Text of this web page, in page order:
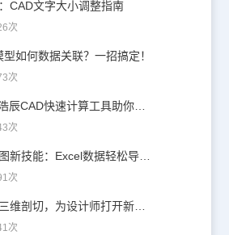
段线快捷键命令的相关使用教程，CAD多
行CAD图形编辑以及绘制有很重要的作用。
CAD文字大小调整指南
次
如何数据关联？一招搞定！
次
告别繁琐计算，浩辰CAD快速计算工具助你一臂之力！
次
解锁高效CAD绘图新技能：Excel数据轻松导入CAD
次
浩辰CAD看图王三维剖切，为设计师打开新世界的大门！
次